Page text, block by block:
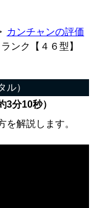
カンチャンの評価
ンク【４６型】
ル）
3分10秒）
を解説します。